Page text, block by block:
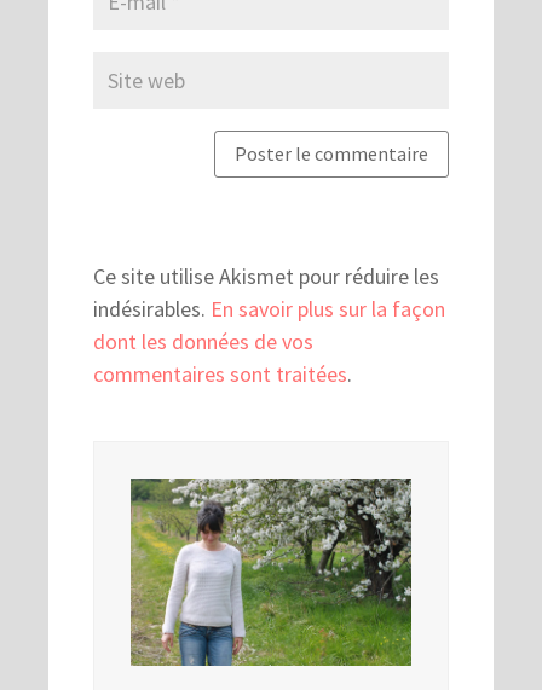
Ce site utilise Akismet pour réduire les
indésirables. En savoir plus sur la façon
dont les données de vos
commentaires sont traitées.